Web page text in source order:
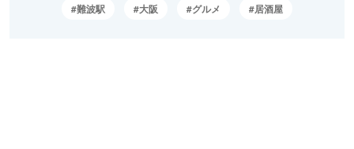
難波駅 大阪 グルメ 居酒屋